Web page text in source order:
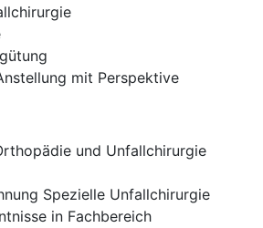
mit Perspektive
und Unfallchirurgie
Spezielle Unfallchirurgie
in Fachbereich